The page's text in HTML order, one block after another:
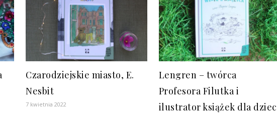
Czarodziejskie miasto, E.
Nesbit
7 kwietnia 2022
Lengren – twórca
Profesora Filutka i
ilustrator książek dla